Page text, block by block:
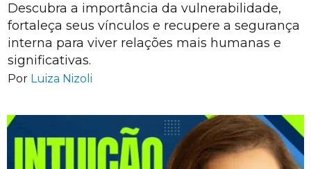
Descubra a importância da vulnerabilidade,
fortaleça seus vínculos e recupere a segurança
interna para viver relações mais humanas e
significativas.
Por Luiza Nizoli